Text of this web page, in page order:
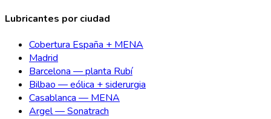
Lubricantes por ciudad
Cobertura España + MENA
Madrid
Barcelona — planta Rubí
Bilbao — eólica + siderurgia
Casablanca — MENA
Argel — Sonatrach